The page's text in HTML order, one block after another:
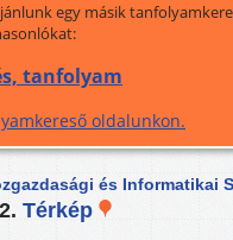
egy másik
tanfolyam
oldalunkon.
és Informatikai
Térkép